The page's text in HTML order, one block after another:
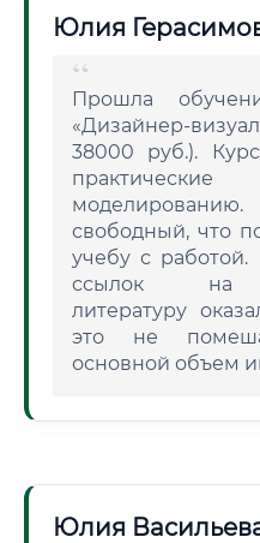
Юлия
Прошла
«Дизайнер-
38000 руб.).
свободный, что
учебу с
ссылок на
литературу
это не
основной объем
Юлия